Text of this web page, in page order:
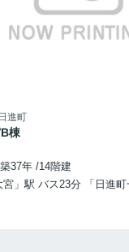
進町
棟
37年 /14階建
」駅 バス23分 「日進